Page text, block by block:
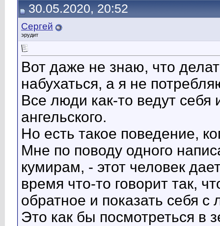
30.05.2020, 20:52
Сергей
эрудит
Вот даже не знаю, что
набухаться, а я не
Все люди как-то ведут себя
ангельского.
Но есть такое поведение,
Мне по поводу одного
кумирам, - этот человек
время что-то говорит так,
обратное и показать себя
Это как бы посмотреться в